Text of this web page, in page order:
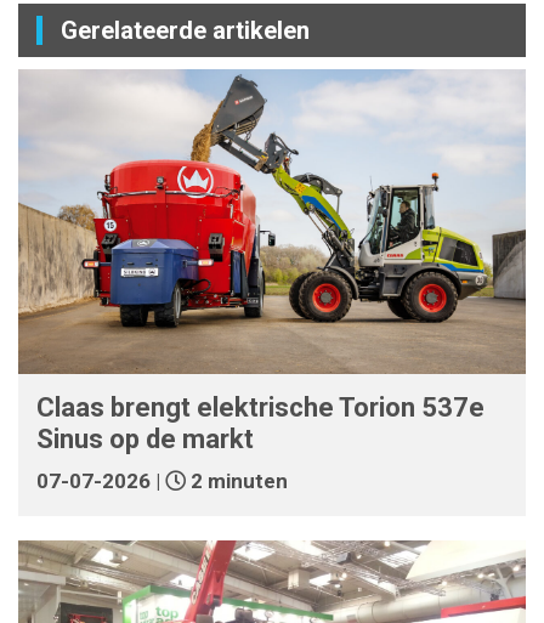
Gerelateerde artikelen
Claas brengt elektrische Torion 537e
Sinus op de markt
07-07-2026 | 2 minuten